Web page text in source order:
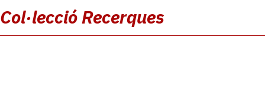
Col·lecció Recerques